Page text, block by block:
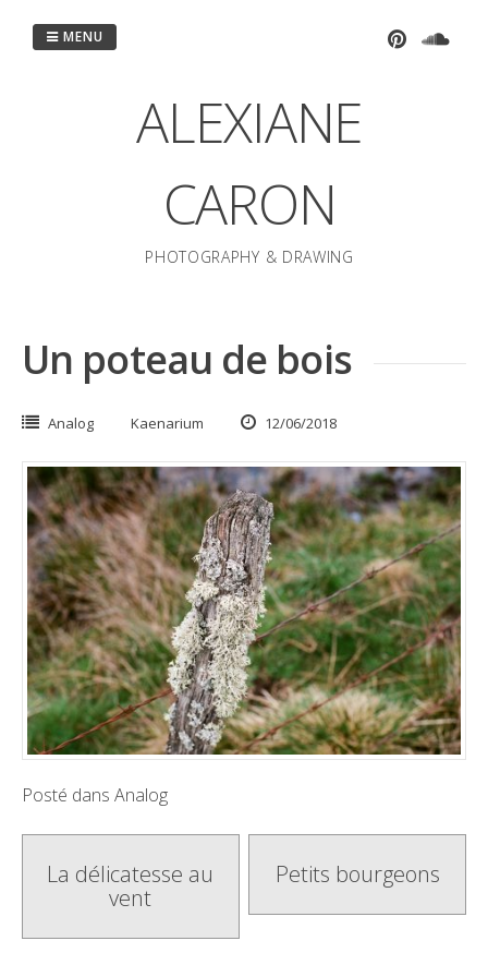
ALEXIANE
CARON
PHOTOGRAPHY & DRAWING
MENU
Un poteau de bois
Analog Kaenarium 12/06/2018
Posté dans Analog
Poste
navigation
La délicatesse au
vent
Petits bourgeons